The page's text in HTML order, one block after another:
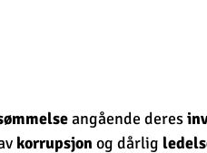
angående deres
korrupsjon og dårlig